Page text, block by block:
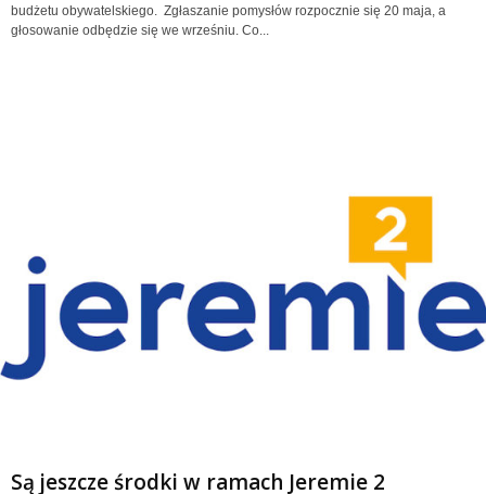
budżetu obywatelskiego. Zgłaszanie pomysłów rozpocznie się 20 maja, a
głosowanie odbędzie się we wrześniu. Co...
Są jeszcze środki w ramach Jeremie 2